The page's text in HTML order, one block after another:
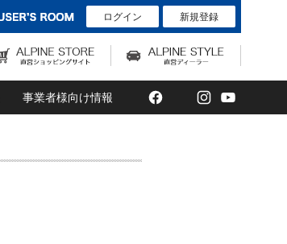
ログイン 新規登録
事業者様向け情報 Facebook
TwitterInstagram